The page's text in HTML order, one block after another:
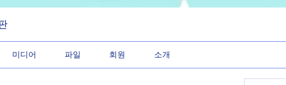
미디어 파일 회원 소개